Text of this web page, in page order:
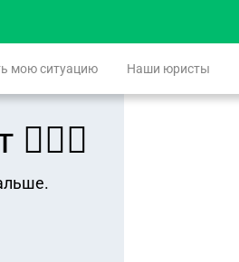
мою ситуацию Наши юристы